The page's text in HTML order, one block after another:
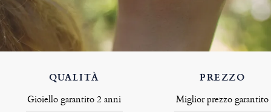
QUALITÀ
Gioiello garantito 2 anni
PREZZO
Miglior prezzo garantito